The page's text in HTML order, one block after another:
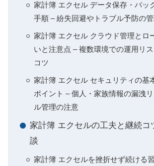
家計簿 エクセル データ保存・バッ
手順 – 紛失回避やトラブル予防の
家計簿 エクセル クラウド管理とロ
いと注意点 – 複数環境での運用リ
コツ
家計簿 エクセル セキュリティの基
ポイント – 個人・家族情報の漏洩
ル管理の注意
家計簿 エクセルの工夫と継続コ
談
家計簿 エクセルを挫折せず続ける